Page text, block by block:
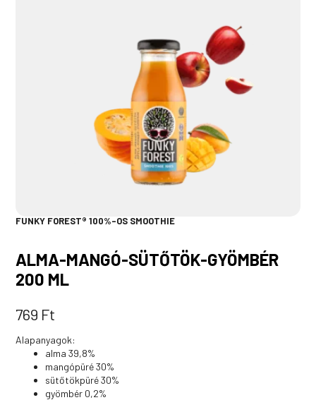
FUNKY FOREST® 100%-OS SMOOTHIE
ALMA-MANGÓ-SÜTŐTÖK-GYÖMBÉR
200 ML
769 Ft
Alapanyagok:
alma 39,8%
mangópüré 30%
sütőtökpüré 30%
gyömbér 0,2%